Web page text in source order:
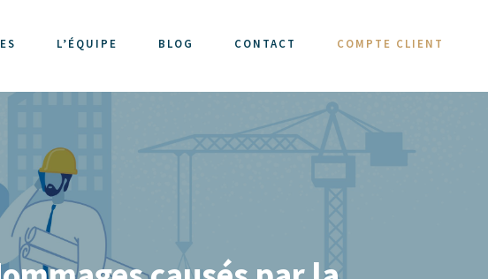
L’ÉQUIPE BLOG CONTACT COMPTE CLIENT